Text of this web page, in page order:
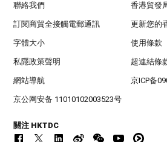
聯絡我們 香港貿發
訂閱商貿全接觸電郵通訊 更新您的
字體大小 使用條款
私隱政策聲明 超連結條
網站導航 京ICP备
京公网安备 11010102003523号
關注 HKTDC